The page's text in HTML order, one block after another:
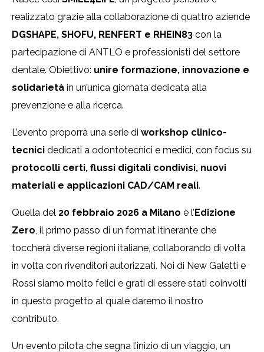
realizzato grazie alla collaborazione di quattro aziende
DGSHAPE, SHOFU, RENFERT e RHEIN83 con la
partecipazione di ANTLO e professionisti del settore
dentale. Obiettivo: unire formazione, innovazione e
solidarietà in un’unica giornata dedicata alla
prevenzione e alla ricerca.
L’evento proporrà una serie di workshop clinico-
tecnici dedicati a odontotecnici e medici, con focus su
protocolli certi, flussi digitali condivisi, nuovi
materiali e applicazioni CAD/CAM reali.
Quella del 20 febbraio 2026 a Milano è l’Edizione
Zero, il primo passo di un format itinerante che
toccherà diverse regioni italiane, collaborando di volta
in volta con rivenditori autorizzati. Noi di New Galetti e
Rossi siamo molto felici e grati di essere stati coinvolti
in questo progetto al quale daremo il nostro
contributo.
Un evento pilota che segna l’inizio di un viaggio, un